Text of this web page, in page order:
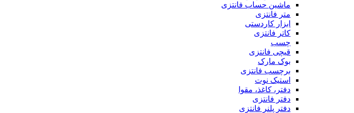
ماشین حساب فانتزی
متر فانتزی
ابزار کاردستی
کاتر فانتزی
چسب
قیچی فانتزی
بوک مارک
برچسب فانتزی
استیک نوت
دفتر، کاغذ، مقوا
دفتر فانتزی
دفتر پلنر فانتزی